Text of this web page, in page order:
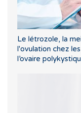
Le létrozole, la
l'ovulation chez
l’ovaire